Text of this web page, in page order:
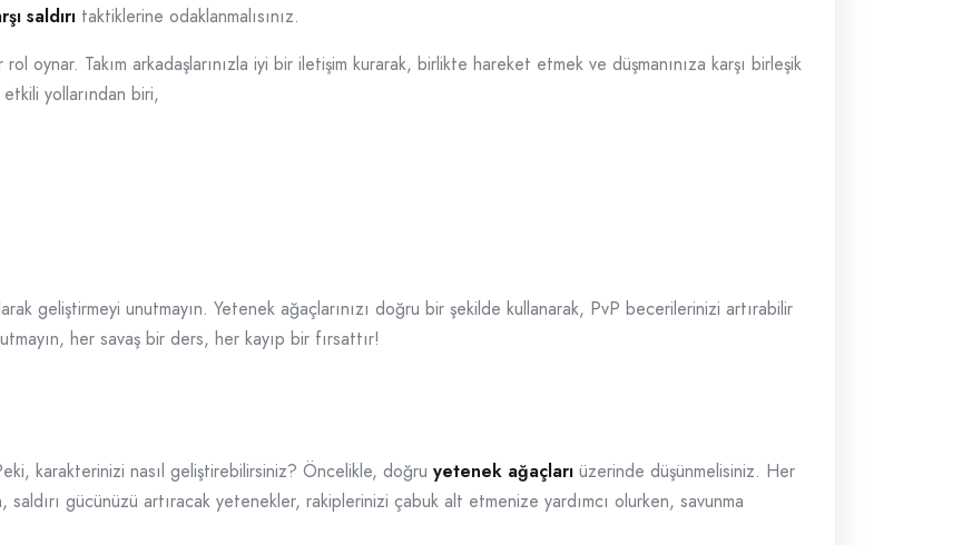
saldırı taktiklerine odaklanmalısınız.
rol oynar. Takım arkadaşlarınızla iyi bir iletişim kurarak, birlikte hareket etmek ve düşmanınıza karşı birleşik
yollarından biri,
geliştirmeyi unutmayın. Yetenek ağaçlarınızı doğru bir şekilde kullanarak, PvP becerilerinizi artırabilir
her savaş bir ders, her kayıp bir fırsattır!
karakterinizi nasıl geliştirebilirsiniz? Öncelikle, doğru yetenek ağaçları üzerinde düşünmelisiniz. Her
gücünüzü artıracak yetenekler, rakiplerinizi çabuk alt etmenize yardımcı olurken, savunma